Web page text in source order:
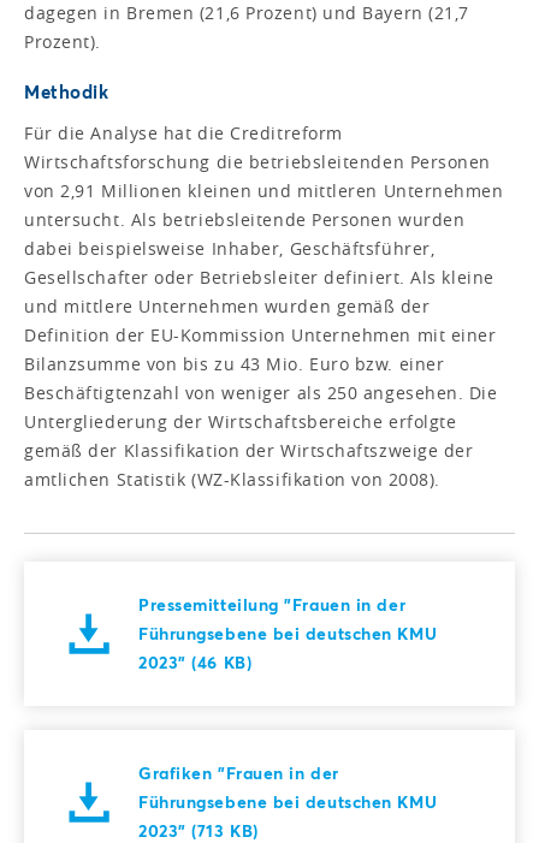
dagegen in Bremen (21,6 Prozent) und Bayern (21,7
Prozent).
Methodik
Für die Analyse hat die Creditreform
Wirtschaftsforschung die betriebsleitenden Personen
von 2,91 Millionen kleinen und mittleren Unternehmen
untersucht. Als betriebsleitende Personen wurden
dabei beispielsweise Inhaber, Geschäftsführer,
Gesellschafter oder Betriebsleiter definiert. Als kleine
und mittlere Unternehmen wurden gemäß der
Definition der EU-Kommission Unternehmen mit einer
Bilanzsumme von bis zu 43 Mio. Euro bzw. einer
Beschäftigtenzahl von weniger als 250 angesehen. Die
Untergliederung der Wirtschaftsbereiche erfolgte
gemäß der Klassifikation der Wirtschaftszweige der
amtlichen Statistik (WZ-Klassifikation von 2008).
Pressemitteilung "Frauen in der
Führungsebene bei deutschen KMU
2023" (46 KB)
Grafiken "Frauen in der
Führungsebene bei deutschen KMU
2023" (713 KB)